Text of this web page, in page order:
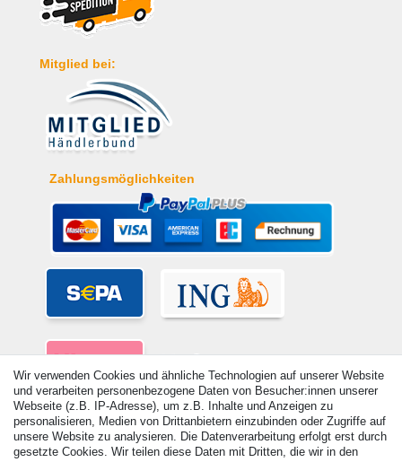
Mitglied bei:
Zahlungsmöglichkeiten
Wir verwenden Cookies und ähnliche Technologien auf unserer Website
und verarbeiten personenbezogene Daten von Besucher:innen unserer
Webseite (z.B. IP-Adresse), um z.B. Inhalte und Anzeigen zu
personalisieren, Medien von Drittanbietern einzubinden oder Zugriffe auf
unsere Website zu analysieren. Die Datenverarbeitung erfolgt erst durch
gesetzte Cookies. Wir teilen diese Daten mit Dritten, die wir in den